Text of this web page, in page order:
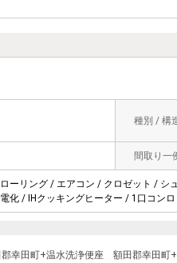
種別 / 構
間取り一
ーリング / エアコン / クロゼット / シ
化 / IHクッキングヒーター / 1口コン
幸田町+温水洗浄便座 額田郡幸田町